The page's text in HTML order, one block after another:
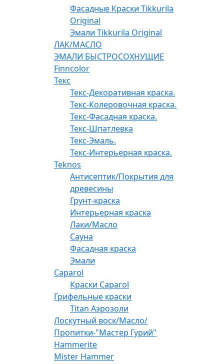
Фасадные Краски Tikkurila
Original
Эмали Tikkurila Original
ЛАК/МАСЛО
ЭМАЛИ БЫСТРОСОХНУЩИЕ
Finncolor
Текс
Текс-Декоративная краска.
Текс-Колеровочная краска.
Текс-Фасадная краска.
Текс-Шпатлевка
Текс-Эмаль.
Текс-Интерьерная краска.
Teknos
Антисептик/Покрытия для
древесины
Грунт-краска
Интерьерная краска
Лаки/Масло
Сауна
Фасадная краска
Эмали
Caparol
Краски Caparol
Грифельные краски
Titan Аэрозоли
Лоскутный воск/Масло/
Пропитки-"Мастер Гурий"
Hammerite
Mister Hammer